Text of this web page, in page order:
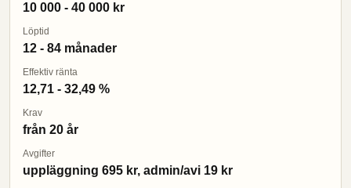
10 000 - 40 000 kr
Löptid
12 - 84 månader
Effektiv ränta
12,71 - 32,49 %
Krav
från 20 år
Avgifter
uppläggning 695 kr, admin/avi 19 kr